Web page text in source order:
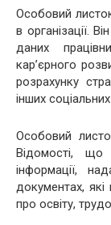
Особовий
в організації.
даних
кар’єрного
розрахунку
інших
Особовий
Відомості,
інформації,
документах,
про освіту,